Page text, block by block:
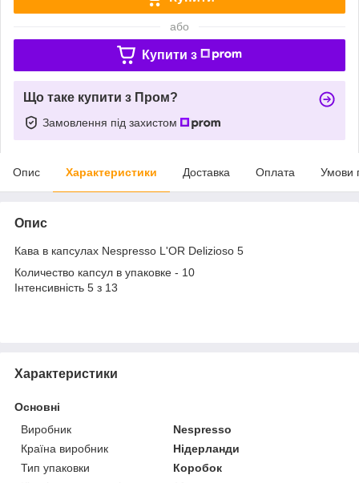
або
Купити з
Що таке купити з Пром?
Замовлення під захистом
Опис Характеристики Доставка Оплата Умови
Опис
Кава в капсулах Nespresso L'OR Delizioso 5
Количество капсул в упаковке - 10
Інтенсивність 5 з 13
Характеристики
Основні
Виробник
Nespresso
Країна виробник
Нідерланди
Тип упаковки
Коробок